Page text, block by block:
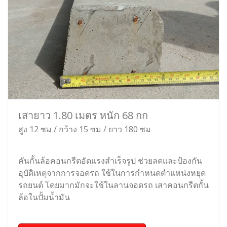
เสายาว 1.80 เมตร หนัก 68 กก
สูง 12 ซม / กว้าง 15 ซม / ยาว 180 ซม
คันกั้นล้อคอนกรีตอัดแรงสำเร็จรูป ช่วยลดและป้องกัน
อุบัติเหตุจากการจอดรถ ใช้ในการกำหนดตำแหน่งหยุด
รถยนต์ โดยมากมักจะใช้ในลานจอดรถ เสาคอนกรีตกั้น
ล้อในปั้มน้ำมัน